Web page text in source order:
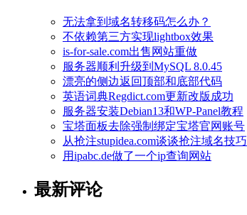
无法拿到域名转移码怎么办？
不依赖第三方实现lightbox效果
is-for-sale.com出售网站重做
服务器顺利升级到MySQL 8.0.45
漂亮的侧边返回顶部和底部代码
英语词典Regdict.com更新改版成功
服务器安装Debian13和WP-Panel教程
宝塔面板去除强制绑定宝塔官网账号
从抢注stupidea.com谈谈抢注域名技巧
用ipabc.de做了一个ip查询网站
最新评论